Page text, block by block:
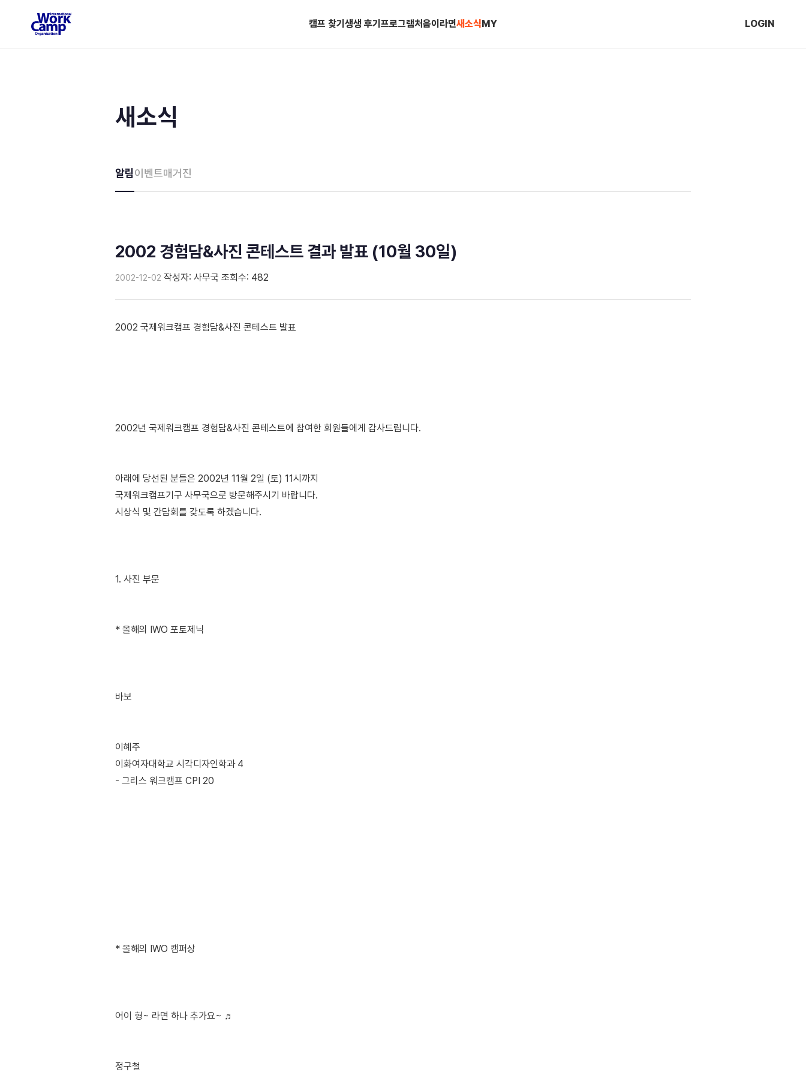
캠프 찾기 생생 후기 프로그램처음이라면새소식MY LOGIN
새소식
알림이벤트매거진
2002 경험담&사진 콘테스트 결과 발표 (10월 30일)
2002-12-02 작성자: 사무국 조회수: 482
2002 국제워크캠프 경험담&사진 콘테스트 발표
2002년 국제워크캠프 경험담&사진 콘테스트에 참여한 회원들에게 감사드립니다.
아래에 당선된 분들은 2002년 11월 2일 (토) 11시까지
국제워크캠프기구 사무국으로 방문해주시기 바랍니다.
시상식 및 간담회를 갖도록 하겠습니다.
1. 사진 부문
* 올해의 IWO 포토제닉
바보
이혜주
이화여자대학교 시각디자인학과 4
- 그리스 워크캠프 CPI 20
* 올해의 IWO 캠퍼상
어이 형~ 라면 하나 추가요~ ♬
정구철